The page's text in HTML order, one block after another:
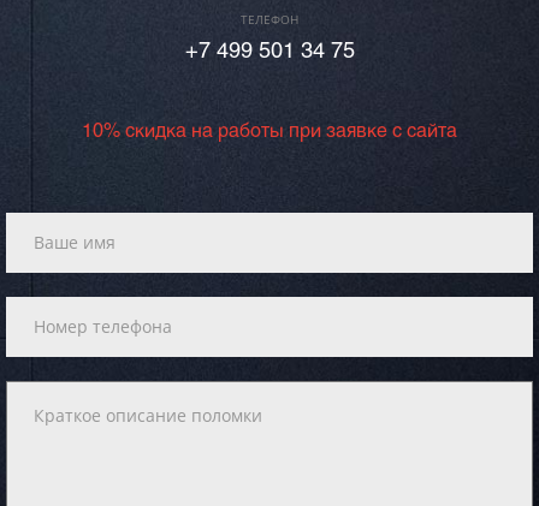
ТЕЛЕФОН
+7 499 501 34 75
10% скидка на работы при заявке с сайта